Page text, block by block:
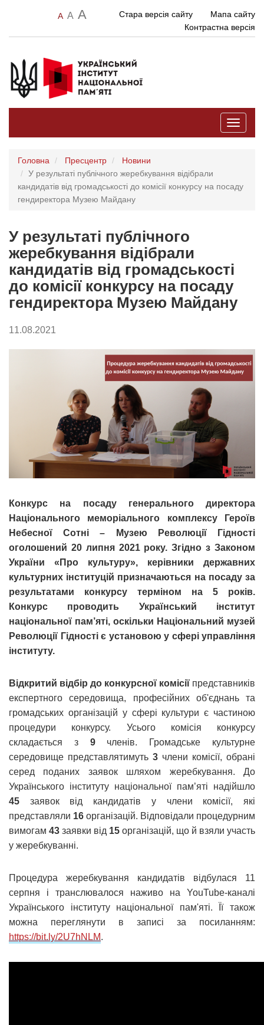
A A A Стара версія сайту
Мапа сайту
Контрастна версія
Toggle
Головна Пресцентр
Новини
У результаті публічного жеребкування відібрали
кандидатів від громадськості до комісії конкурсу на посаду
гендиректора Музею Майдану
У результаті публічного
жеребкування відібрали
кандидатів від громадськості
до комісії конкурсу на посаду
гендиректора Музею Майдану
11.08.2021
Конкурс на посаду генерального директора
Національного меморіального комплексу Героїв
Небесної Сотні – Музею Революції Гідності
оголошений 20 липня 2021 року. Згідно з Законом
України «Про культуру», керівники державних
культурних інституцій призначаються на посаду за
результатами конкурсу терміном на 5 років.
Конкурс проводить Український інститут
національної пам’яті, оскільки Національний музей
Революції Гідності є установою у сфері управління
інституту.
Відкритий відбір до конкурсної комісії представників
експертного середовища, професійних об'єднань та
громадських організацій у сфері культури є частиною
процедури конкурсу. Усього комісія конкурсу
складається з 9членів. Громадське культурне
середовище представлятимуть 3 члени комісії, обрані
серед поданих заявок шляхом жеребкування. До
Українського інституту національної пам’яті надійшло
45 заявок від кандидатів у члени комісії, які
представляли 16 організацій. Відповідали процедурним
вимогам 43 заявки від 15 організацій, що й взяли участь
у жеребкуванні.
Процедура жеребкування кандидатів відбулася 11
серпня і транслювалося наживо на YouTube-каналі
Українського інституту національної пам'яті. Її також
можна переглянути в записі за посиланням:
https://bit.ly/2U7hNLM.